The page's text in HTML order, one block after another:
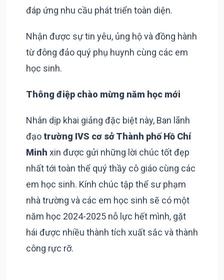
đáp ứng nhu cầu phát triển toàn diện.
Nhận được sự tin yêu, ủng hộ và đồng hành
từ đông đảo quý phụ huynh cùng các em
học sinh.
Thông điệp chào mừng năm học mới
Nhân dịp khai giảng đặc biệt này, Ban lãnh
đạotrường IVS cơ sở Thành phố Hồ Chí
Minh xin được gửi những lời chúc tốt đẹp
nhất tới toàn thể quý thầy cô giáo cùng các
em học sinh. Kính chúc tập thể sư phạm
nhà trường và các em học sinh sẽ có một
năm học 2024-2025 nỗ lực hết mình, gặt
hái được nhiều thành tích xuất sắc và thành
công rực rỡ.